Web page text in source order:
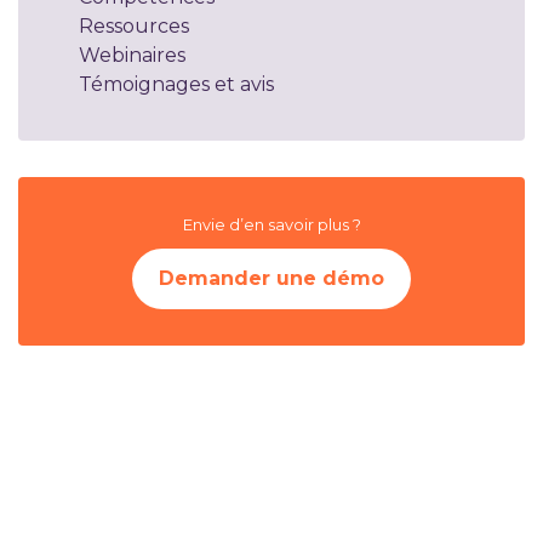
Ressources
Webinaires
Témoignages et avis
Envie d’en savoir plus ?
Demander une démo